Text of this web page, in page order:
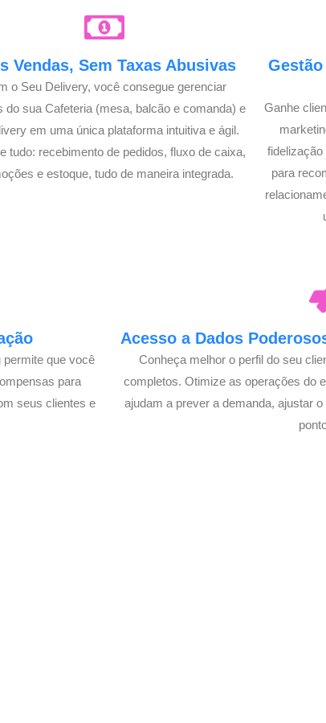
Vendas, Sem Taxas Abusivas
o Seu Delivery, você consegue gerenciar
do sua Cafeteria (mesa, balcão e comanda) e
em uma única plataforma intuitiva e ágil.
tudo: recebimento de pedidos, fluxo de caixa,
e estoque, tudo de maneira integrada.
Ganhe
para
que você
para
seus clientes e
Acesso a Dados
Conheça melhor o perfil do seu
completos. Otimize as operações do
ajudam a prever a demanda, ajustar